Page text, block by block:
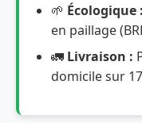
🌱 Écologique :
en paillage
🚛 Livraison :
domicile sur